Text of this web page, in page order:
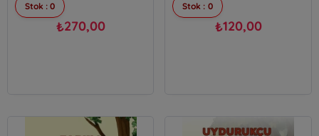
Stok : 0
₺270,00
Stok : 0
₺120,00